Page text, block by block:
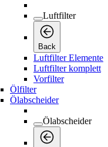
Luftfilter
Back
Luftfilter Elemente
Luftfilter komplett
Vorfilter
Ölfilter
Ölabscheider
Ölabscheider